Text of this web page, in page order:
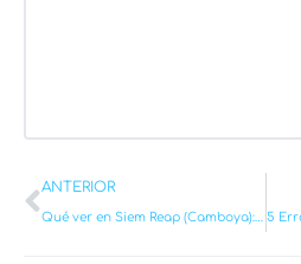
Ant
ANTERIOR
Qué ver en Siem Reap (Camboya): Guía y recomendaciones con mapa [2025]